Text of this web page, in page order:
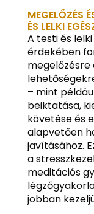
MEGELŐZÉS
ÉS LELKI
A testi és
érdekében
megelőzésre
– mint
beiktatása,
követése és
alapvetően
javításához.
a
meditációs
jobban